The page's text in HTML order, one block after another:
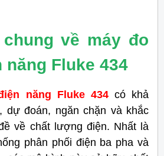
về máy đo
Fluke 434
năng Fluke 434có khả
dự đoán, ngăn chặn và khắc
về chất lượng điện. Nhất là
phân phối điện ba pha và